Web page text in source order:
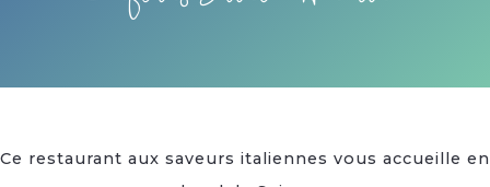
Ce restaurant aux saveurs italiennes vous accueille en